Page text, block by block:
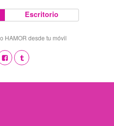
Escritorio
HAMOR desde tu móvil